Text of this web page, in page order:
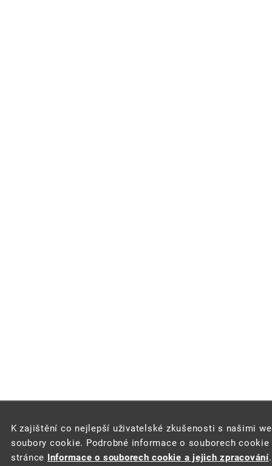
K zajištění co nejlepší uživatelské zkušenosti s našimi
soubory cookie. Podrobné informace o souborech
stránce Informace o souborech cookie a jejich zpracování